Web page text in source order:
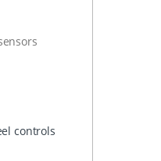
controls